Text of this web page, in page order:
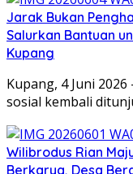
Jarak Bukan
Salurkan Bantuan
Kupang
Kupang, 4 Juni
sosial kembali
Wilibrodus Rian
Berkarya, Desa